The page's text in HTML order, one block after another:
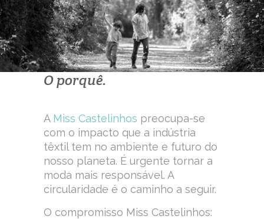
O porquê.
A Miss Castelinhos preocupa-se
com o impacto que a indústria
têxtil tem no ambiente e futuro do
nosso planeta. É urgente tornar a
moda mais responsável. A
circularidade é o caminho a seguir.
O compromisso Miss Castelinhos: